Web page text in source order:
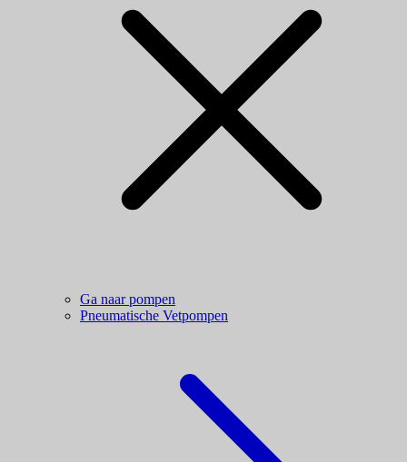
Ga naar pompen
Pneumatische Vetpompen